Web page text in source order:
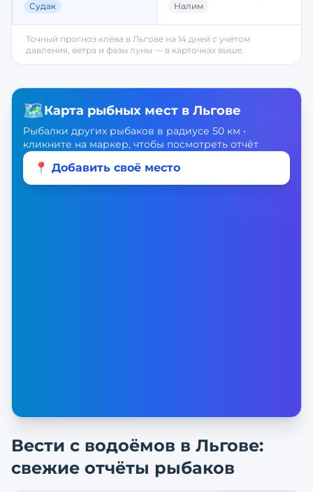
Судак
Налим
Точный прогноз клёва в Льгове на 14 дней с учётом
давления, ветра и фазы луны — в карточках выше.
🗺️Карта рыбных мест в Льгове
Рыбалки других рыбаков в радиусе 50 км •
кликните на маркер, чтобы посмотреть отчёт
📍 Добавить своё место
Вести с водоёмов в Льгове:
свежие отчёты рыбаков